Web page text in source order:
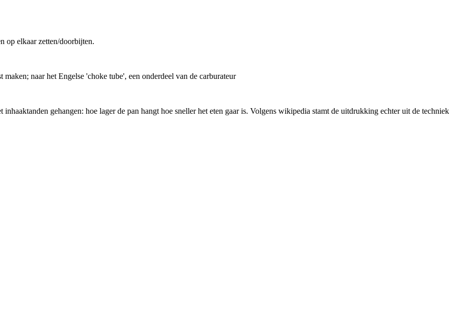
op elkaar zetten/doorbijten.
naar het Engelse 'choke tube', een onderdeel van de carburateur
gehangen: hoe lager de pan hangt hoe sneller het eten gaar is. Volgens wikipedia stamt de uitdrukking echter uit de techniek